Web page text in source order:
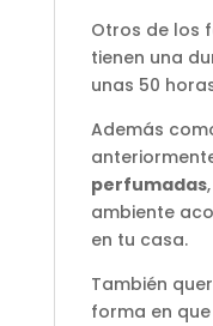
Otros de los
tienen una
unas 50
Además
perfumadas
ambiente
en tu casa.
También
forma en